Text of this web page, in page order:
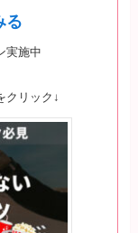
る
実施中
クリック↓